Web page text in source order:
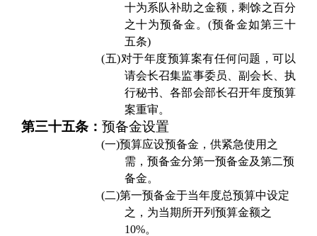
十为系队补助之金额，剩馀之百分
之十为预备金。(预备金如第三十
五条)
(五)对于年度预算案有任何问题，可以
请会长召集监事委员、副会长、执
行秘书、各部会部长召开年度预算
案重审。
第三十五条： 预备金设置
(一)预算应设预备金，供紧急使用之
需，预备金分第一预备金及第二预
备金。
(二)第一预备金于当年度总预算中设定
之，为当期所开列预算金额之
10%。